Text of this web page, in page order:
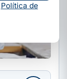
Política de